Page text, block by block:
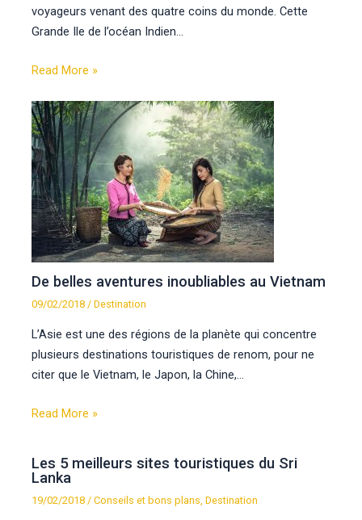
voyageurs venant des quatre coins du monde. Cette
Grande Ile de l’océan Indien…
Read More »
De belles aventures inoubliables au Vietnam
09/02/2018/Destination
L’Asie est une des régions de la planète qui concentre
plusieurs destinations touristiques de renom, pour ne
citer que le Vietnam, le Japon, la Chine,…
Read More »
Les 5 meilleurs sites touristiques du Sri
Lanka
19/02/2018 /Conseils et bons plans ,Destination